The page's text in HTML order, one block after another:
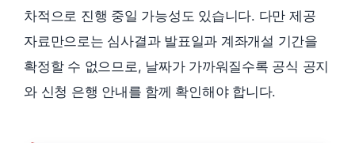
차적으로 진행 중일 가능성도 있습니다. 다만 제공
자료만으로는 심사결과 발표일과 계좌개설 기간을
확정할 수 없으므로, 날짜가 가까워질수록 공식 공지
와 신청 은행 안내를 함께 확인해야 합니다.